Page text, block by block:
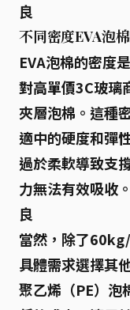
良
不同密度EVA泡
EVA泡棉的密度
對高單價3C玻璃
夾層泡棉。這種
適中的硬度和彈
過於柔軟導致支
力無法有效吸收。
良
當然，除了
具體需求選擇其
聚乙烯（PE）泡